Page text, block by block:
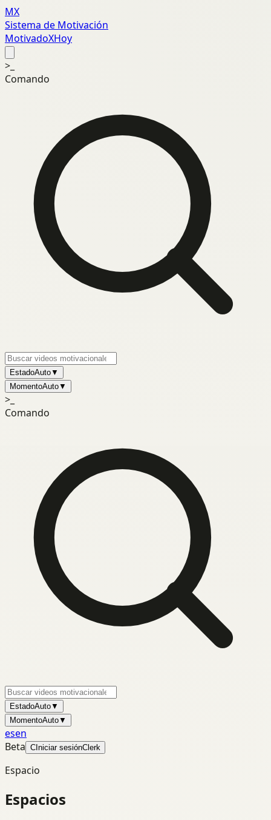
MX
Sistema de Motivación
MotivadoXHoy
>_
Comando
EstadoAuto▼
MomentoAuto▼
>_
Comando
EstadoAuto▼
MomentoAuto▼
esen
Beta C Iniciar sesiónClerk
Espacio
Espacios